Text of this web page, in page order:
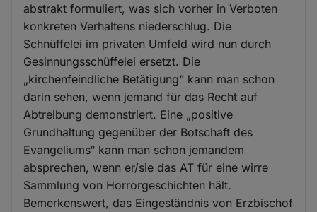
abstrakt formuliert, was sich vorher in Verboten
konkreten Verhaltens niederschlug. Die
Schnüffelei im privaten Umfeld wird nun durch
Gesinnungsschüffelei ersetzt. Die
„kirchenfeindliche Betätigung“ kann man schon
darin sehen, wenn jemand für das Recht auf
Abtreibung demonstriert. Eine „positive
Grundhaltung gegenüber der Botschaft des
Evangeliums“ kann man schon jemandem
absprechen, wenn er/sie das AT für eine wirre
Sammlung von Horrorgeschichten hält.
Bemerkenswert, das Eingeständnis von Erzbischof